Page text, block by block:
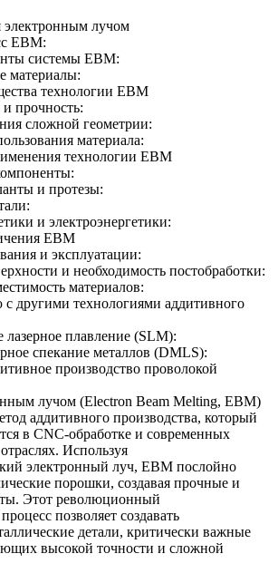
электронным лучом
EBM:
системы EBM:
материалы:
технологии EBM
прочность:
сложной геометрии:
материала:
технологии EBM
и протезы:
и электроэнергетики:
EBM
и эксплуатации:
и необходимость постобработки:
материалов:
другими технологиями аддитивного
лазерное плавление (SLM):
спекание металлов (DMLS):
производство проволокой
лучом (Electron Beam Melting, EBM)
аддитивного производства, который
в CNC-обработке и современных
Используя
электронный луч, EBM послойно
порошки, создавая прочные и
Этот революционный
позволяет создавать
детали, критически важные
высокой точности и сложной